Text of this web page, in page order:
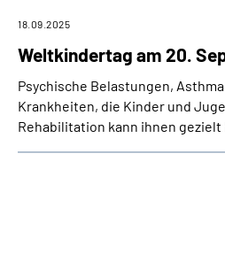
Weltkindertag am 20.
18.09.2025
Psychische Belastungen,
Krankheiten, die Kinder und
Rehabilitation kann ihnen gezielt